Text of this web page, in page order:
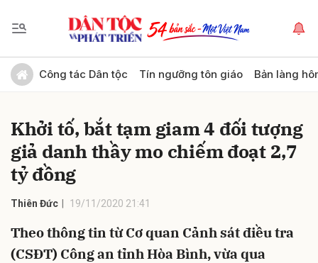
Công tác Dân tộc Tín ngưỡng tôn giáo Bản làng
Khởi tố, bắt tạm giam 4 đối tượng
giả danh thầy mo chiếm đoạt 2,7
tỷ đồng
Thiên Đức 19/11/2020 21:41
Theo thông tin từ Cơ quan Cảnh sát điều tra
(CSĐT) Công an tỉnh Hòa Bình, vừa qua
Gửi bình luận